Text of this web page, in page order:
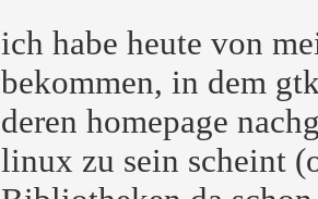
ich habe heute von
bekommen, in dem
deren homepage
linux zu sein scheint